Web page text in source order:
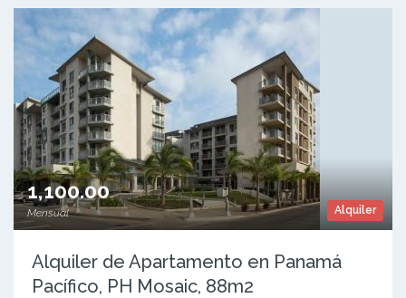
Alquiler
1,100.00
Mensual
Alquiler de Apartamento en Panamá
Pacífico, PH Mosaic, 88m2